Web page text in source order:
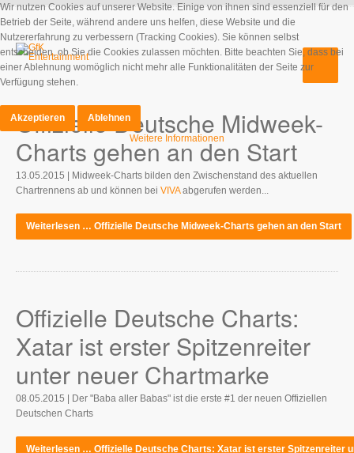
Offizielle Deutsche Midweek-
Charts gehen an den Start
13.05.2015 | Midweek-Charts bilden den Zwischenstand des aktuellen
Chartrennens ab und können bei VIVAabgerufen werden...
Weiterlesen … Offizielle Deutsche Midweek-Charts gehen an den Start
Offizielle Deutsche Charts:
Xatar ist erster Spitzenreiter
unter neuer Chartmarke
08.05.2015 | Der "Baba aller Babas" ist die erste #1 der neuen Offiziellen
Deutschen Charts
Weiterlesen … Offizielle Deutsche Charts: Xatar ist erster Spitzenreiter
Wir nutzen Cookies auf unserer Website. Einige von ihnen sind essenziell für den
Betrieb der Seite, während andere uns helfen, diese Website und die
Nutzererfahrung zu verbessern (Tracking Cookies). Sie können selbst
entscheiden, ob Sie die Cookies zulassen möchten. Bitte beachten Sie, dass bei
einer Ablehnung womöglich nicht mehr alle Funktionalitäten der Seite zur
Verfügung stehen.
Akzeptieren
Ablehnen
Weitere Informationen